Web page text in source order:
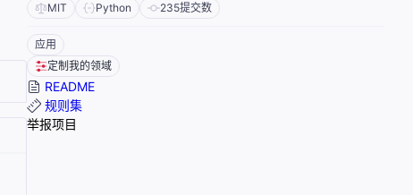
MIT Python 235提交数
应用
定制我的领域
README
规则集
举报项目